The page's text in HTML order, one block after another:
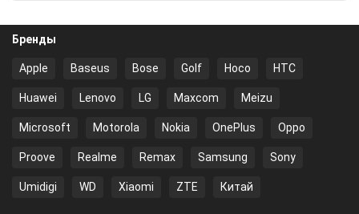
Бренды
Apple Baseus Bose Golf Hoco HTC
Huawei Lenovo LG Maxcom Meizu
Microsoft Motorola Nokia OnePlus Oppo
Proove Realme Remax Samsung Sony
Umidigi WD Xiaomi ZTE Китай